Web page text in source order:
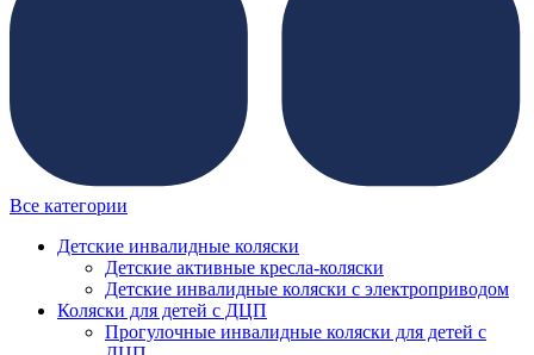
Все категории
Детские инвалидные коляски
Детские активные кресла-коляски
Детские инвалидные коляски с электроприводом
Коляски для детей с ДЦП
Прогулочные инвалидные коляски для детей с